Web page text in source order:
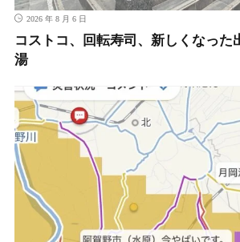
2026 年 8 月 6 日
コストコ、回転寿司、新しくなった
湯